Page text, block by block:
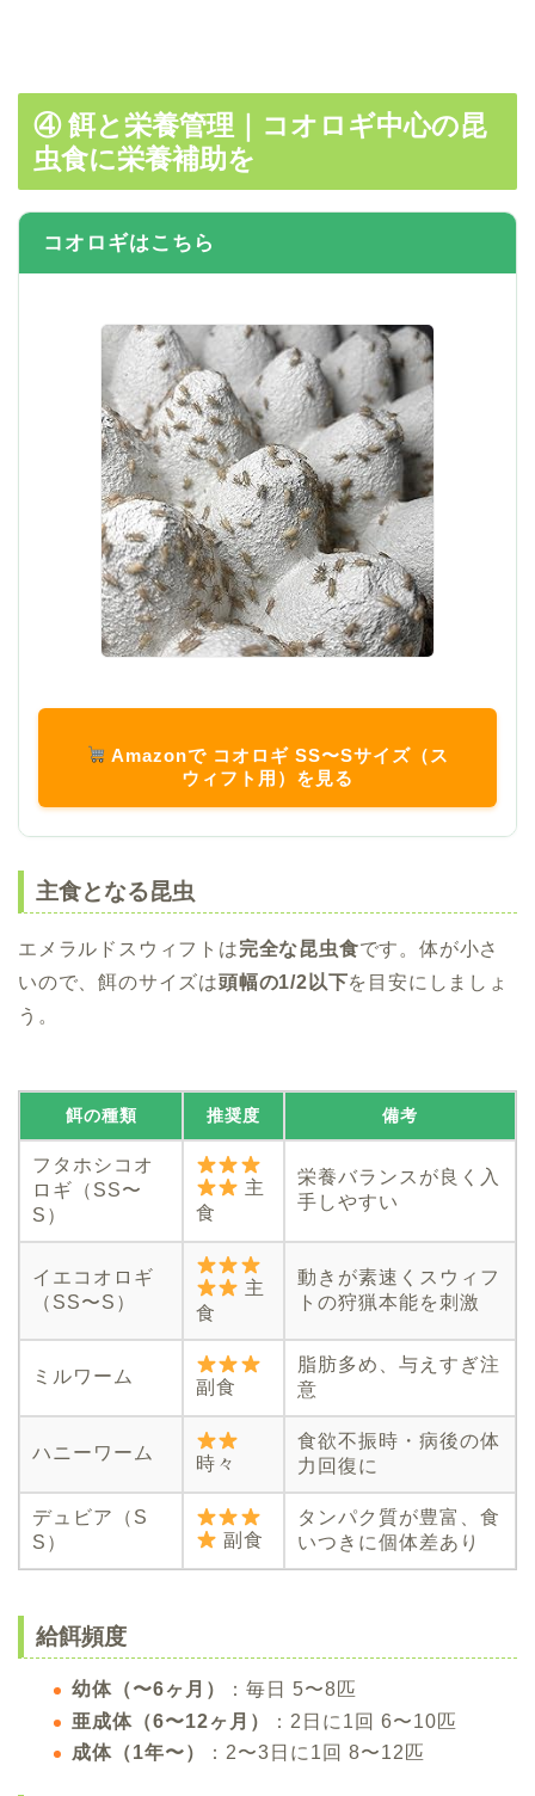
④ 餌と栄養管理｜コオロギ中心の昆
虫食に栄養補助を
コオロギはこちら
Amazonで コオロギ SS〜Sサイズ（ス
ウィフト用）を見る
主食となる昆虫
エメラルドスウィフトは完全な昆虫食です。体が小さ
いので、餌のサイズは頭幅の1/2以下を目安にしましょ
う。
餌の種類 推奨度 備考
フタホシコオ
ロギ（SS〜
S）
主
食
栄養バランスが良く入
手しやすい
イエコオロギ
（SS〜S）
主
食
動きが素速くスウィフ
トの狩猟本能を刺激
ミルワーム
副食
脂肪多め、与えすぎ注
意
ハニーワーム
時々
食欲不振時・病後の体
力回復に
デュビア（S
S）
副食
タンパク質が豊富、食
いつきに個体差あり
給餌頻度
幼体（〜6ヶ月）
：毎日 5〜8匹
亜成体（6〜12ヶ月）
：2日に1回 6〜10匹
成体（1年〜）
：2〜3日に1回 8〜12匹